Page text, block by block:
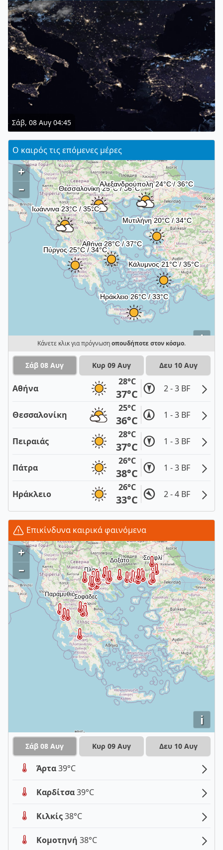
Σάβ, 08 Αυγ 04:45
Ο καιρός τις επόμενες μέρες
i
+
–
Κάνετε κλικ για πρόγνωσηοπουδήποτε στον κόσμο.
Σάβ 08 Αυγ Κυρ 09 Αυγ Δευ 10 Αυγ
Αθήνα
28°C
37°C 2 - 3 BF
Θεσσαλονίκη
25°C
36°C 1 - 3 BF
Πειραιάς
28°C
37°C 1 - 3 BF
Πάτρα
26°C
38°C 1 - 3 BF
Ηράκλειο
26°C
33°C 2 - 4 BF
Επικίνδυνα καιρικά φαινόμενα
i
+
–
Σάβ 08 Αυγ Κυρ 09 Αυγ Δευ 10 Αυγ
Άρτα39°C
Καρδίτσα39°C
Κιλκίς38°C
Κομοτηνή 38°C